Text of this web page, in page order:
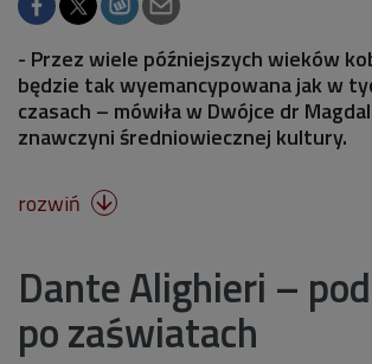
- Przez wiele późniejszych wieków
będzie tak wyemancypowana jak w
czasach – mówiła w Dwójce dr
znawczyni średniowiecznej kultury.
rozwiń 
Dante Alighieri –
po zaświatach